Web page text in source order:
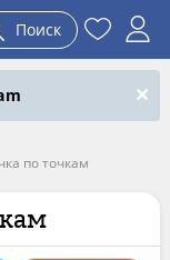
Поиск
по точкам